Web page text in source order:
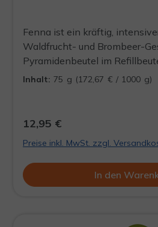
Fenna ist ein kräftig,
Waldfrucht- und Brombeer-
Pyramidenbeutel im
Wiederbefüllung der Dööse.
Döösen.
Inhalt:75 g (172,67 € / 1000 g)
12,95 €
Preise inkl. MwSt. zzgl.
In den